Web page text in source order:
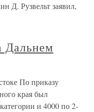
Д. Рузвельт заявил,
Дальнем
По приказу
края был
и 4000 по 2-